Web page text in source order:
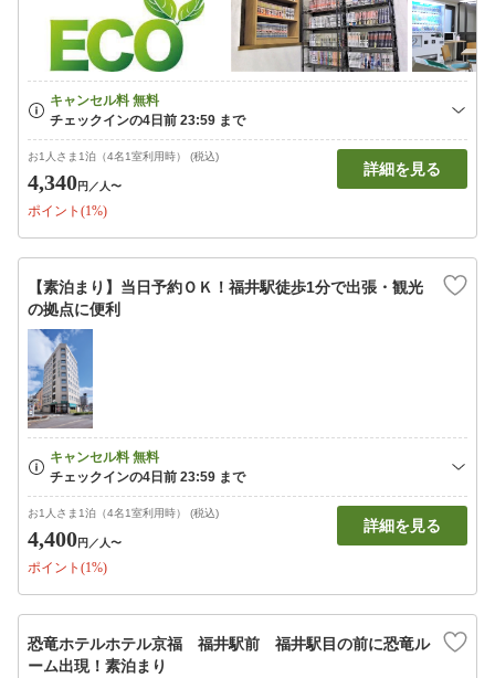
お1人さま1泊（4名1室利用時） (税込)
4,340円 ／人〜
ポイント(1%)
詳細を見る
【素泊まり】当日予約ＯＫ！福井駅徒歩1分で出張・観光
の拠点に便利
お1人さま1泊（4名1室利用時） (税込)
4,400円 ／人〜
ポイント(1%)
詳細を見る
恐竜ホテルホテル京福 福井駅前 福井駅目の前に恐竜ル
ーム出現！素泊まり